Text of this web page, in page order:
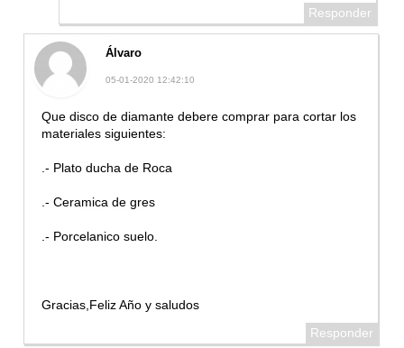
Responder
Álvaro
05-01-2020 12:42:10
Que disco de diamante debere comprar para cortar los
materiales siguientes:
.- Plato ducha de Roca
.- Ceramica de gres
.- Porcelanico suelo.
Gracias,Feliz Año y saludos
Responder